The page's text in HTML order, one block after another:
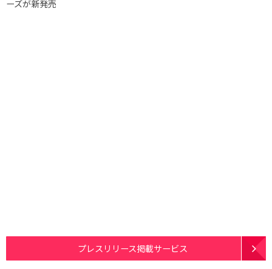
ーズが新発売
プレスリリース掲載サービス